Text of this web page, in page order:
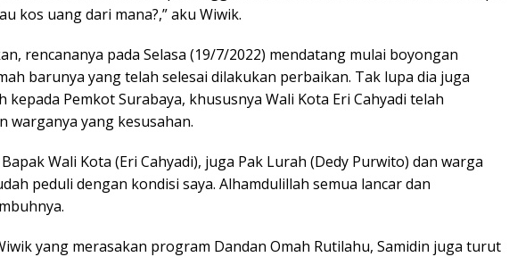
kos uang dari mana?,” aku Wiwik.
rencananya pada Selasa (19/7/2022) mendatang mulai boyongan
barunya yang telah selesai dilakukan perbaikan. Tak lupa dia juga
kepada Pemkot Surabaya, khususnya Wali Kota Eri Cahyadi telah
warganya yang kesusahan.
Wali Kota (Eri Cahyadi), juga Pak Lurah (Dedy Purwito) dan warga
peduli dengan kondisi saya. Alhamdulillah semua lancar dan
yang merasakan program Dandan Omah Rutilahu, Samidin juga turut